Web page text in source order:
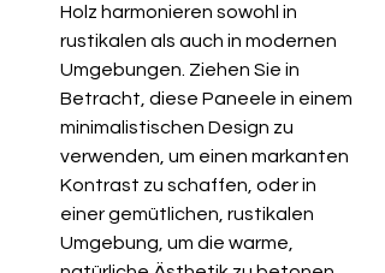
Holz harmonieren sowohl in
rustikalen als auch in modernen
Umgebungen. Ziehen Sie in
Betracht, diese Paneele in einem
minimalistischen Design zu
verwenden, um einen markanten
Kontrast zu schaffen, oder in
einer gemütlichen, rustikalen
Umgebung, um die warme,